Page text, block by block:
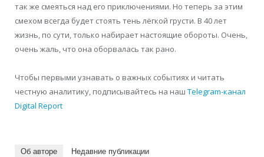
так же смеяться над его приключениями. Но теперь за этим
смехом всегда будет стоять тень лёгкой грусти. В 40 лет
жизнь, по сути, только набирает настоящие обороты. Очень,
очень жаль, что она оборвалась так рано.
Чтобы первыми узнавать о важных событиях и читать
честную аналитику, подписывайтесь на наш Telegram-канал
Digital Report
Об авторе Недавние публикации